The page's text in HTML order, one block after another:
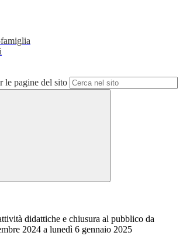
le pagine del sito
didattiche e chiusura al pubblico da
2024 a lunedì 6 gennaio 2025